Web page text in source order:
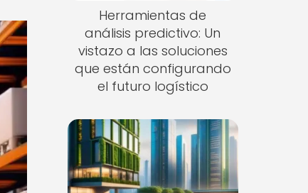
Herramientas de
análisis predictivo: Un
vistazo a las soluciones
que están configurando
el futuro logístico